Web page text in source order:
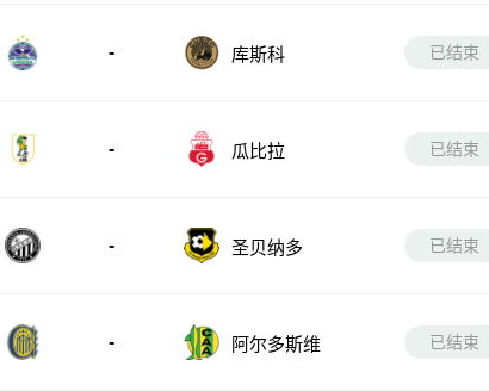
- 库斯科 已结束
- 瓜比拉 已结束
- 圣贝纳多 已结束
- 阿尔多斯维 已结束